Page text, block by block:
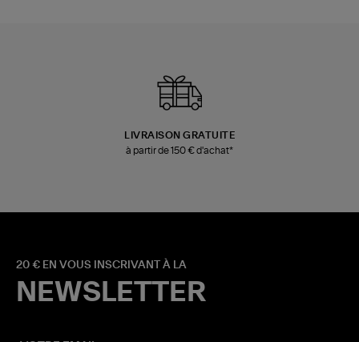
LIVRAISON GRATUITE
à partir de 150 € d'achat*
20 € EN VOUS INSCRIVANT À LA
NEWSLETTER